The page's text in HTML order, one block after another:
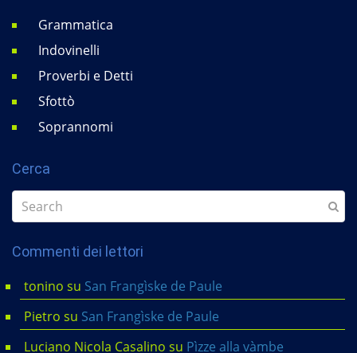
Grammatica
Indovinelli
Proverbi e Detti
Sfottò
Soprannomi
Cerca
Commenti dei lettori
tonino su San Frangìske de Paule
Pietro su San Frangìske de Paule
Luciano Nicola Casalino su Pìzze alla vàmbe